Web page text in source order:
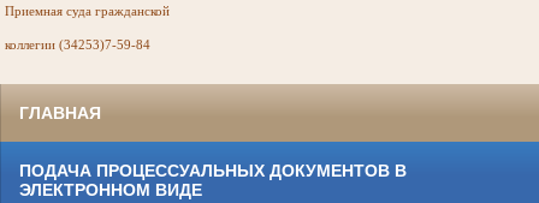
Приемная суда гражданской
коллегии (34253)7-59-84
ГЛАВНАЯ
ПОДАЧА ПРОЦЕССУАЛЬНЫХ ДОКУМЕНТОВ В
ЭЛЕКТРОННОМ ВИДЕ